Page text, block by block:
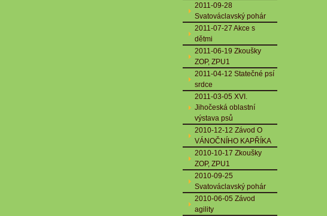
2011-09-28
Svatováclavský pohár
2011-07-27 Akce s
dětmi
2011-06-19 Zkoušky
ZOP, ZPU1
2011-04-12 Statečné psí
srdce
2011-03-05 XVI.
Jihočeská oblastní
výstava psů
2010-12-12 Závod O
VÁNOČNÍHO KAPŘÍKA
2010-10-17 Zkoušky
ZOP, ZPU1
2010-09-25
Svatováclavský pohár
2010-06-05 Závod
agility